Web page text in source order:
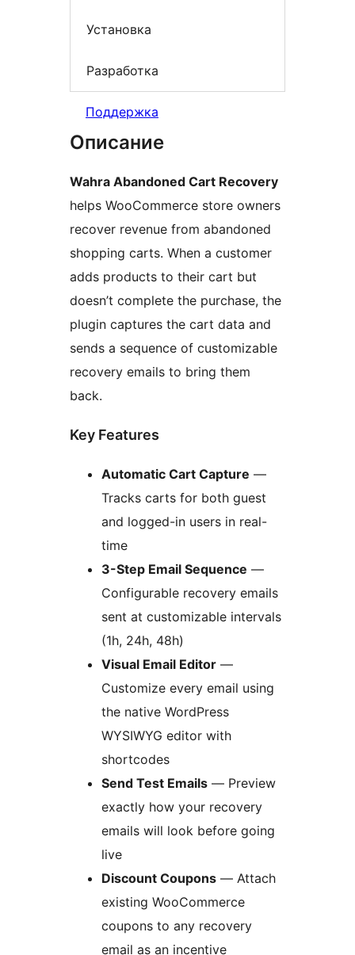
Установка
Разработка
Поддержка
Описание
Wahra Abandoned Cart Recovery
helps WooCommerce store owners
recover revenue from abandoned
shopping carts. When a customer
adds products to their cart but
doesn’t complete the purchase, the
plugin captures the cart data and
sends a sequence of customizable
recovery emails to bring them
back.
Key Features
Automatic Cart Capture —
Tracks carts for both guest
and logged-in users in real-
time
3-Step Email Sequence —
Configurable recovery emails
sent at customizable intervals
(1h, 24h, 48h)
Visual Email Editor —
Customize every email using
the native WordPress
WYSIWYG editor with
shortcodes
Send Test Emails — Preview
exactly how your recovery
emails will look before going
live
Discount Coupons — Attach
existing WooCommerce
coupons to any recovery
email as an incentive